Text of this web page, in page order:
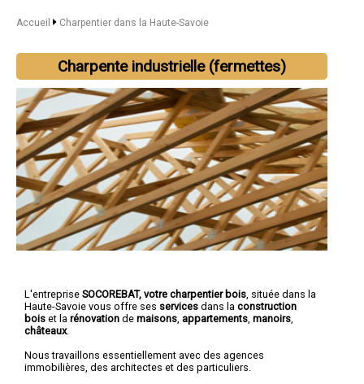
Accueil Charpentier dans la Haute-Savoie
Charpente industrielle (fermettes)
L'entreprise SOCOREBAT, votre charpentier bois , située dans la
Haute-Savoie vous offre ses services dans la construction
bois et la rénovation de maisons appartements manoirs
châteaux.
Nous travaillons essentiellement avec des agences
immobilières, des architectes et des particuliers.